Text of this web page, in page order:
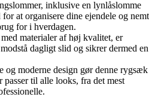
inklusive en lynlåslomme
at organisere dine ejendele og nemt
for i hverdagen.
materialer af høj kvalitet, er
dagligt slid og sikrer dermed en
og moderne design gør denne rygsæk
passer til alle looks, fra det mest